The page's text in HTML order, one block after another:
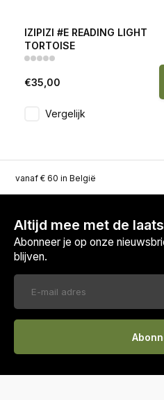
IZIPIZI #E READING LIGHT
TORTOISE
€35,00
Vergelijk
vanaf € 60 in België
Altijd mee met de
Abonneer je op onze
blijven.